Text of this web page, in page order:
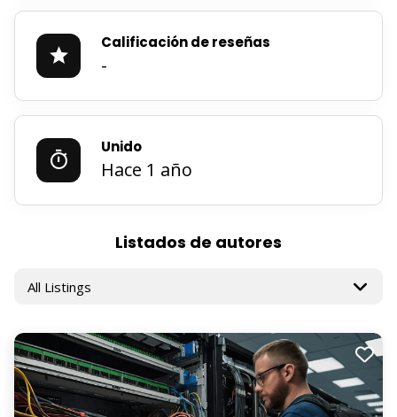
Calificación de reseñas
-
Unido
Hace 1 año
Listados de autores